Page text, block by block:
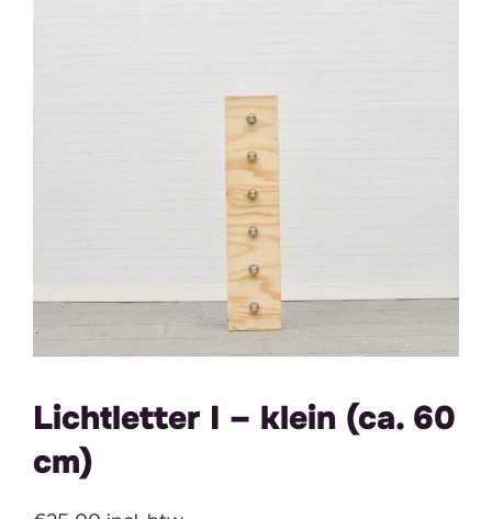
Lichtletter I – klein (ca. 60
cm)